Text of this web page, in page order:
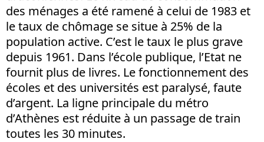
des ménages a été ramené à celui de 1983 et
le taux de chômage se situe à 25% de la
population active. C’est le taux le plus grave
depuis 1961. Dans l’école publique, l’Etat ne
fournit plus de livres. Le fonctionnement des
écoles et des universités est paralysé, faute
d’argent. La ligne principale du métro
d’Athènes est réduite à un passage de train
toutes les 30 minutes.